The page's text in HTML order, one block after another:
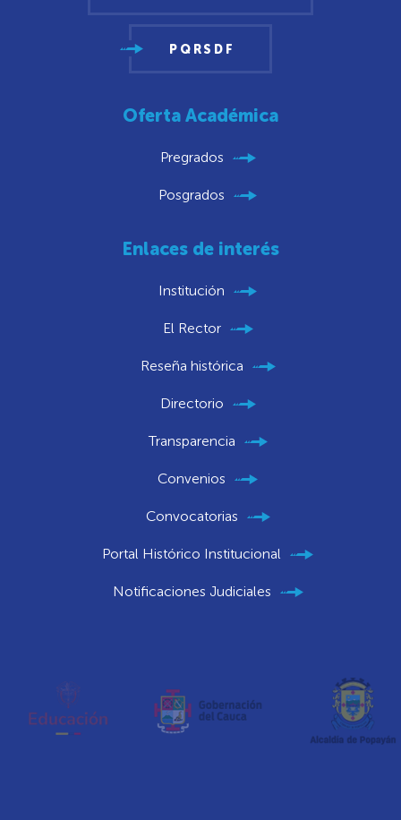
PQRSDF
Oferta Académica
Pregrados
Posgrados
Enlaces de interés
Institución
El Rector
Reseña histórica
Directorio
Transparencia
Convenios
Convocatorias
Portal Histórico Institucional
Notificaciones Judiciales